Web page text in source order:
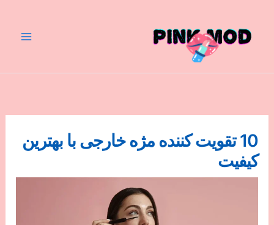
محتوا
10 تقویت کننده مژه خارجی با بهترین
کیفیت